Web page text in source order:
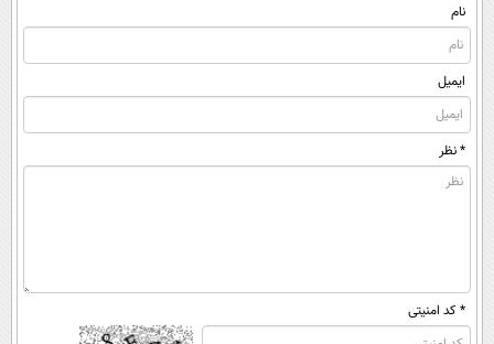
نام
ایمیل
* نظر
* کد امنیتی